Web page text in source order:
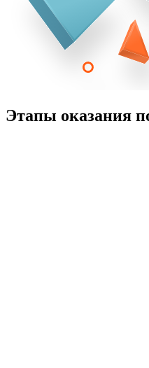
Этапы оказания